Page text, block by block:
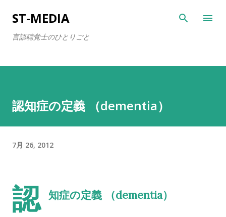
スキップしてメイン コンテンツに移動
ST-MEDIA
言語聴覚士のひとりごと
認知症の定義 （dementia）
7月 26, 2012
認 知症の定義 （dementia）